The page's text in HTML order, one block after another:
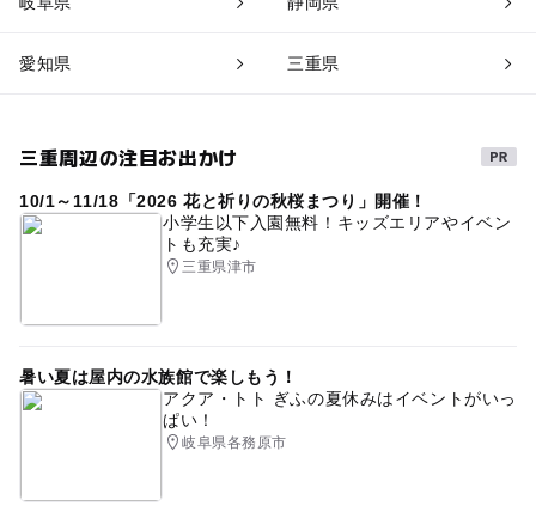
愛知県 三重県
三重周辺の注目お出かけ
10/1～11/18「2026 花と祈りの秋桜まつり」開催！
小学生以下入園無料！キッズエリアやイベン
トも充実♪
三重県津市
暑い夏は屋内の水族館で楽しもう！
アクア・トト ぎふの夏休みはイベントがいっ
ぱい！
岐阜県各務原市